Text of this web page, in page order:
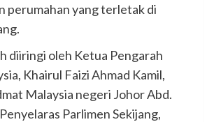
perumahan yang terletak di
diiringi oleh Ketua Pengarah
Khairul Faizi Ahmad Kamil,
Malaysia negeri Johor Abd.
Parlimen Sekijang,